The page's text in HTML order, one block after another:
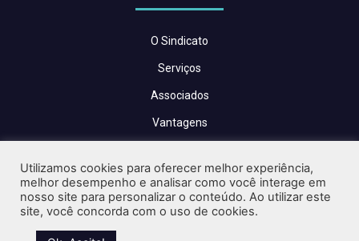
O Sindicato
Serviços
Associados
Vantagens
Blog
Contato
Utilizamos cookies para oferecer melhor experiência,
melhor desempenho e analisar como você interage em
nosso site para personalizar o conteúdo. Ao utilizar este
site, você concorda com o uso de cookies.